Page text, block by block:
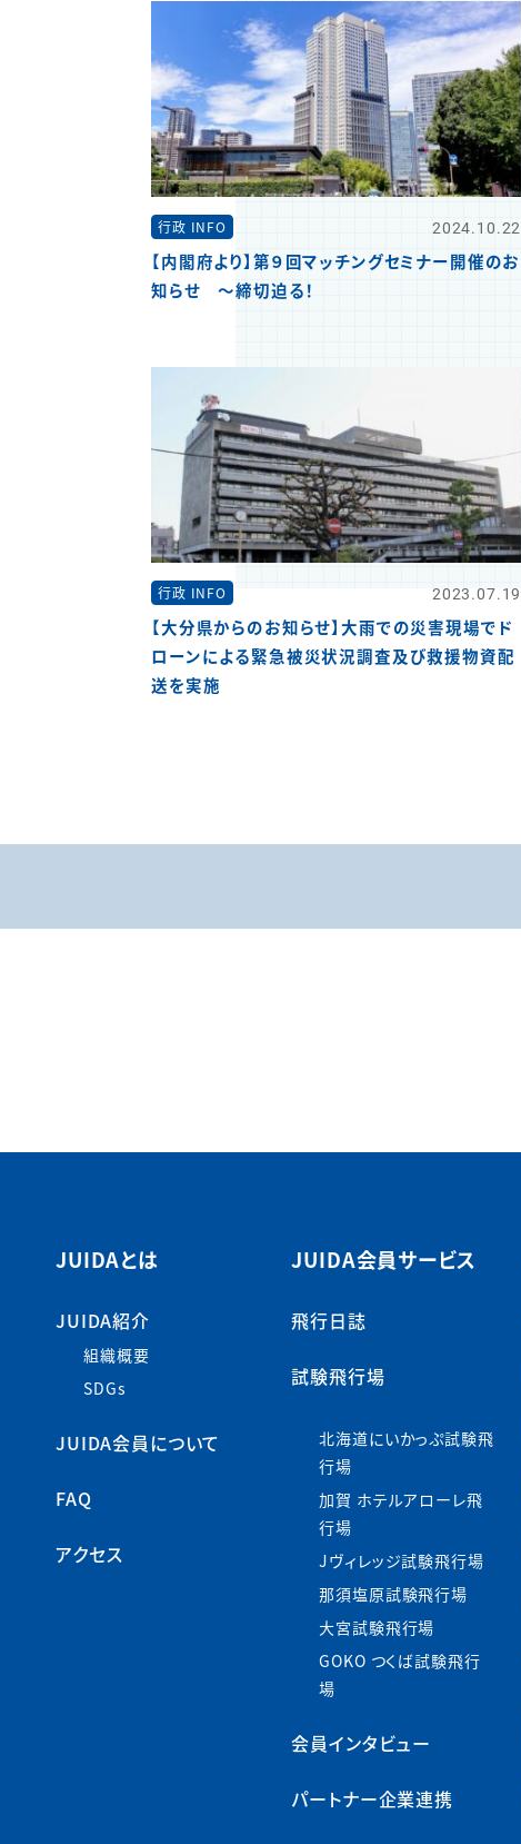
行政 INFO 2024.10.22
【内閣府より】第９回マッチングセミナー開催のお
知らせ ～締切迫る！
行政 INFO 2023.07.19
【大分県からのお知らせ】大雨での災害現場でド
ローンによる緊急被災状況調査及び救援物資配
送を実施
JUIDAとは
JUIDA紹介
組織概要
SDGs
JUIDA会員について
FAQ
アクセス
JUIDA会員サービス
飛行日誌
試験飛行場
北海道にいかっぷ試験飛
行場
加賀 ホテルアローレ飛
行場
Jヴィレッジ試験飛行場
那須塩原試験飛行場
大宮試験飛行場
GOKO つくば試験飛行
場
会員インタビュー
パートナー企業連携